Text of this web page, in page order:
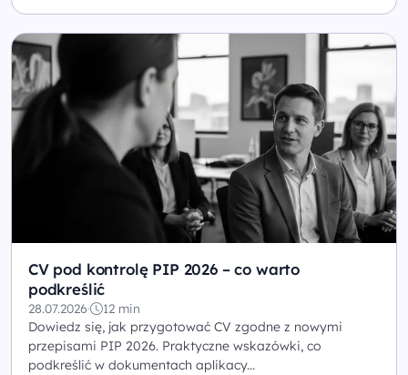
CV pod kontrolę PIP 2026 – co warto
podkreślić
28.07.2026· 12 min
Dowiedz się, jak przygotować CV zgodne z nowymi
przepisami PIP 2026. Praktyczne wskazówki, co
podkreślić w dokumentach aplikacy...